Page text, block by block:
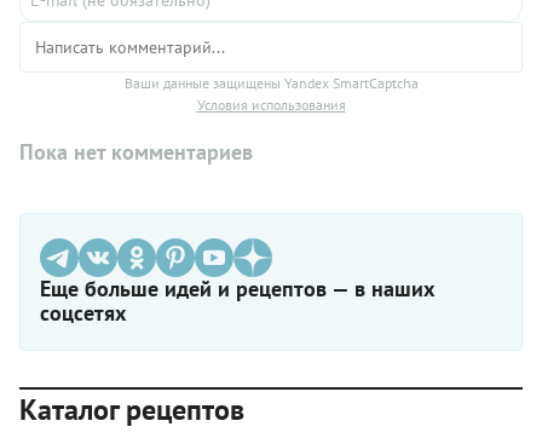
Ваши данные защищены Yandex SmartCaptcha
Условия использования
Пока нет комментариев
Еще больше идей и рецептов — в наших
соцсетях
Каталог рецептов